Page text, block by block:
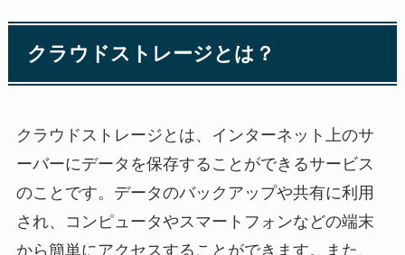
クラウドストレージとは？
クラウドストレージとは、インターネット上のサ
ーバーにデータを保存することができるサービス
のことです。データのバックアップや共有に利用
され、コンピュータやスマートフォンなどの端末
から簡単にアクセスすることができます。また、